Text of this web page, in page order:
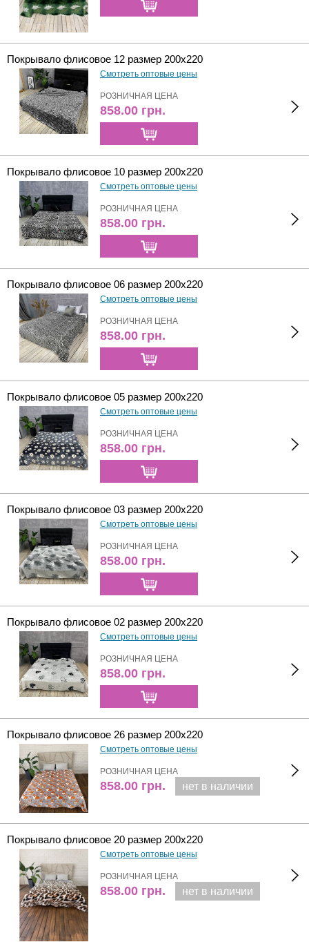
Покрывало флисовое 12 размер 200х220
Смотреть оптовые цены
РОЗНИЧНАЯ ЦЕНА
858.00 грн.
Покрывало флисовое 10 размер 200х220
Смотреть оптовые цены
РОЗНИЧНАЯ ЦЕНА
858.00 грн.
Покрывало флисовое 06 размер 200х220
Смотреть оптовые цены
РОЗНИЧНАЯ ЦЕНА
858.00 грн.
Покрывало флисовое 05 размер 200х220
Смотреть оптовые цены
РОЗНИЧНАЯ ЦЕНА
858.00 грн.
Покрывало флисовое 03 размер 200х220
Смотреть оптовые цены
РОЗНИЧНАЯ ЦЕНА
858.00 грн.
Покрывало флисовое 02 размер 200х220
Смотреть оптовые цены
РОЗНИЧНАЯ ЦЕНА
858.00 грн.
Покрывало флисовое 26 размер 200х220
Смотреть оптовые цены
РОЗНИЧНАЯ ЦЕНА
858.00 грн. нет в наличии
Покрывало флисовое 20 размер 200х220
Смотреть оптовые цены
РОЗНИЧНАЯ ЦЕНА
858.00 грн. нет в наличии